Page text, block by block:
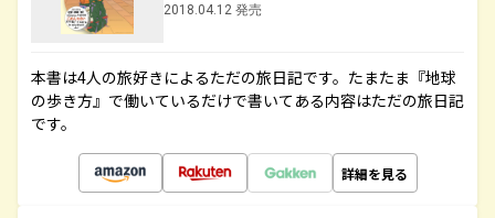
2018.04.12 発売
本書は4人の旅好きによるただの旅日記です。たまたま『地球
の歩き方』で働いているだけで書いてある内容はただの旅日記
です。
詳細を見る